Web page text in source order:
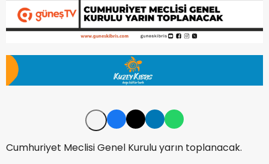
Cumhuriyet Meclisi Genel Kurulu yarın toplanacak.